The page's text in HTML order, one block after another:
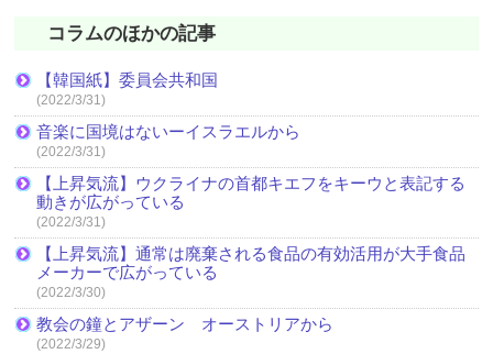
コラムのほかの記事
【韓国紙】委員会共和国
(2022/3/31)
音楽に国境はないーイスラエルから
(2022/3/31)
【上昇気流】ウクライナの首都キエフをキーウと表記する
動きが広がっている
(2022/3/31)
【上昇気流】通常は廃棄される食品の有効活用が大手食品
メーカーで広がっている
(2022/3/30)
教会の鐘とアザーン オーストリアから
(2022/3/29)